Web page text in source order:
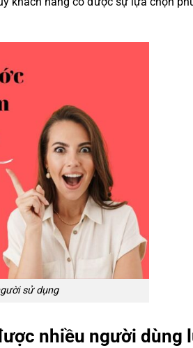
sử dụng
nhiều người dùng